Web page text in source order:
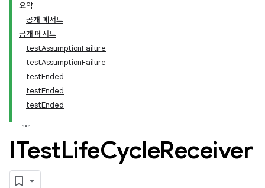
요약
공개 메서드
공개 메서드
testAssumptionFailure
testAssumptionFailure
testEnded
testEnded
testEnded
ITestLifeCycleReceiver